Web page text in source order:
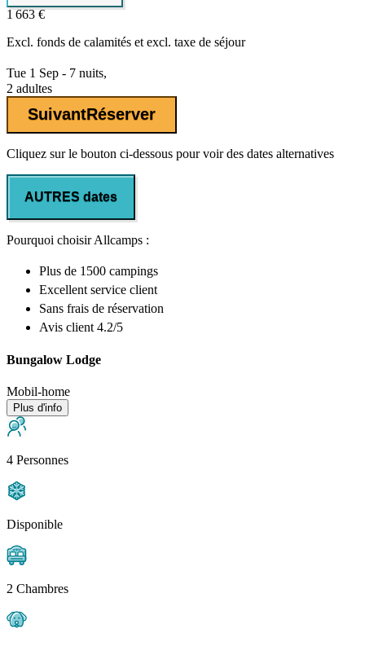
1 663 €
Excl. fonds de calamités et excl. taxe de séjour
Tue 1 Sep - 7 nuits,
2 adultes
SuivantRéserver
Cliquez sur le bouton ci-dessous pour voir des dates alternatives
AUTRES dates
Pourquoi choisir Allcamps :
Plus de 1500 campings
Excellent service client
Sans frais de réservation
Avis client 4.2/5
Bungalow Lodge
Mobil-home
Plus d'info
4 Personnes
Disponible
2 Chambres